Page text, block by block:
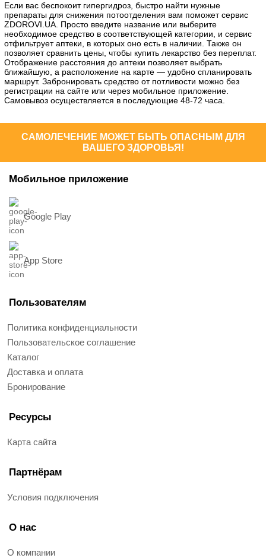
Если вас беспокоит гипергидроз, быстро найти нужные
препараты для снижения потоотделения вам поможет сервис
ZDOROVI.UA. Просто введите название или выберите
необходимое средство в соответствующей категории, и сервис
отфильтрует аптеки, в которых оно есть в наличии. Также он
позволяет сравнить цены, чтобы купить лекарство без переплат.
Отображение расстояния до аптеки позволяет выбрать
ближайшую, а расположение на карте — удобно спланировать
маршрут. Забронировать средство от потливости можно без
регистрации на сайте или через мобильное приложение.
Самовывоз осуществляется в последующие 48-72 часа.
САМОЛЕЧЕНИЕ МОЖЕТ БЫТЬ ОПАСНЫМ ДЛЯ
ВАШЕГО ЗДОРОВЬЯ!
Мобильное приложение
Google Play
App Store
Пользователям
Политика конфиденциальности
Пользовательское соглашение
Каталог
Доставка и оплата
Бронирование
Ресурсы
Карта сайта
Партнёрам
Условия подключения
О нас
О компании